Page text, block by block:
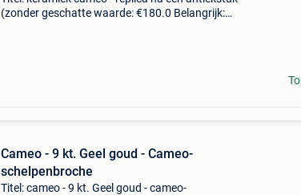
(zonder geschatte waarde: €180.0 Belangrijk:
Cameo - 9 kt. Geel goud - Cameo-
schelpenbroche
Titel: cameo - 9 kt. Geel goud - cameo-